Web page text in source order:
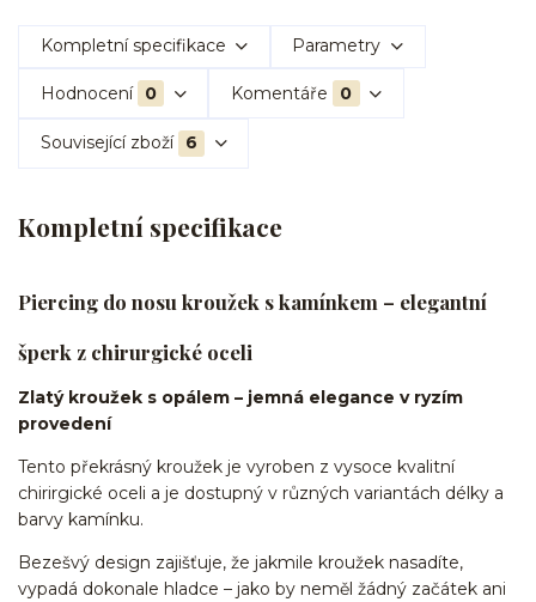
Kompletní specifikace Parametry
Hodnocení 0 Komentáře 0
Související zboží 6
Kompletní specifikace
Piercing do nosu kroužek s kamínkem – elegantní
šperk z chirurgické oceli
Zlatý kroužek s opálem – jemná elegance v ryzím
provedení
Tento překrásný kroužek je vyroben z vysoce kvalitní
chirirgické oceli a je dostupný v různých variantách délky a
barvy kamínku.
Bezešvý design zajišťuje, že jakmile kroužek nasadíte,
vypadá dokonale hladce – jako by neměl žádný začátek ani